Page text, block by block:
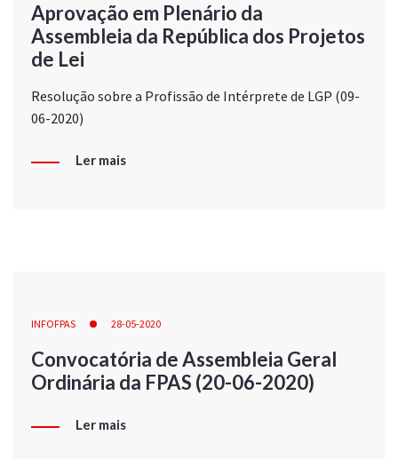
Aprovação em Plenário da
Assembleia da República dos Projetos
de Lei
Resolução sobre a Profissão de Intérprete de LGP (09-
06-2020)
Ler mais
INFOFPAS 28-05-2020
Convocatória de Assembleia Geral
Ordinária da FPAS (20-06-2020)
Ler mais